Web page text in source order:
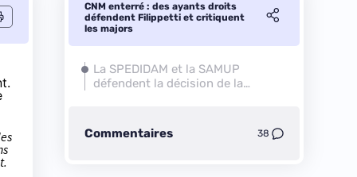
CNM enterré : des ayants droits
défendent Filippetti et critiquent
les majors
La SPEDIDAM et la SAMUP
défendent la décision de la
Commentaires 38